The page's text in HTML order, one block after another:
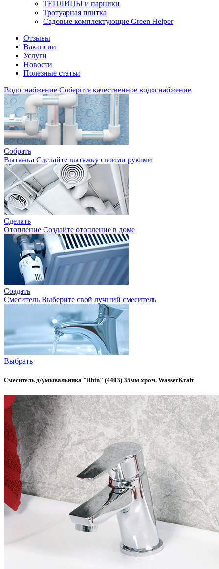
ТЕПЛИЦЫ и парники
Тротуарная плитка
Садовые комплектующие Green Helper
Отзывы
Вакансии
Услуги
Новости
Полезные статьи
Водоснабжение Соберите качественное водоснабжение
Собрать
Вытяжка Сделайте вытяжку своими руками
Сделать
Отопление Создайте отопление в доме
Создать
Смеситель Выберите свой лучший смеситель
Выбрать
Смеситель д/умывальника "Rhin" (4403) 35мм хром. WasserKraft